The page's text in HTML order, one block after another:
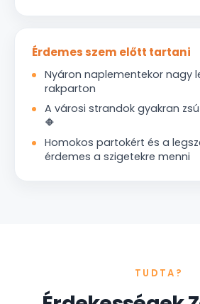
Érdemes szem előtt tartani
Nyáron naplementekor nagy
rakparton
A városi strandok gyakran
🔶
Homokos partokért és a
érdemes a szigetekre menni
TUDTA?